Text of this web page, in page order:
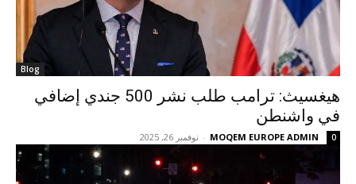
Blog
هيغسيث: ترامب طلب نشر 500 جندي إضافي
في واشنطن
MOQEM EUROPE ADMIN
- نوفمبر 26, 2025 0